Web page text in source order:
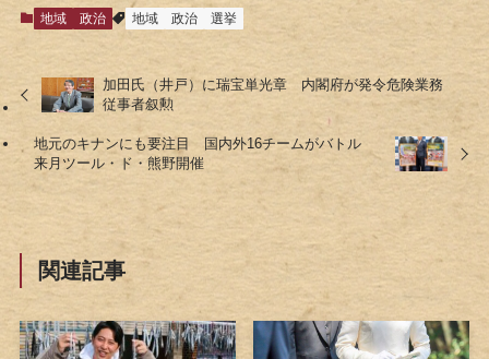
地域 政治 地域 政治 選挙
加田氏（井戸）に瑞宝単光章 内閣府が発令危険業務
従事者叙勲
地元のキナンにも要注目 国内外16チームがバトル
来月ツール・ド・熊野開催
関連記事